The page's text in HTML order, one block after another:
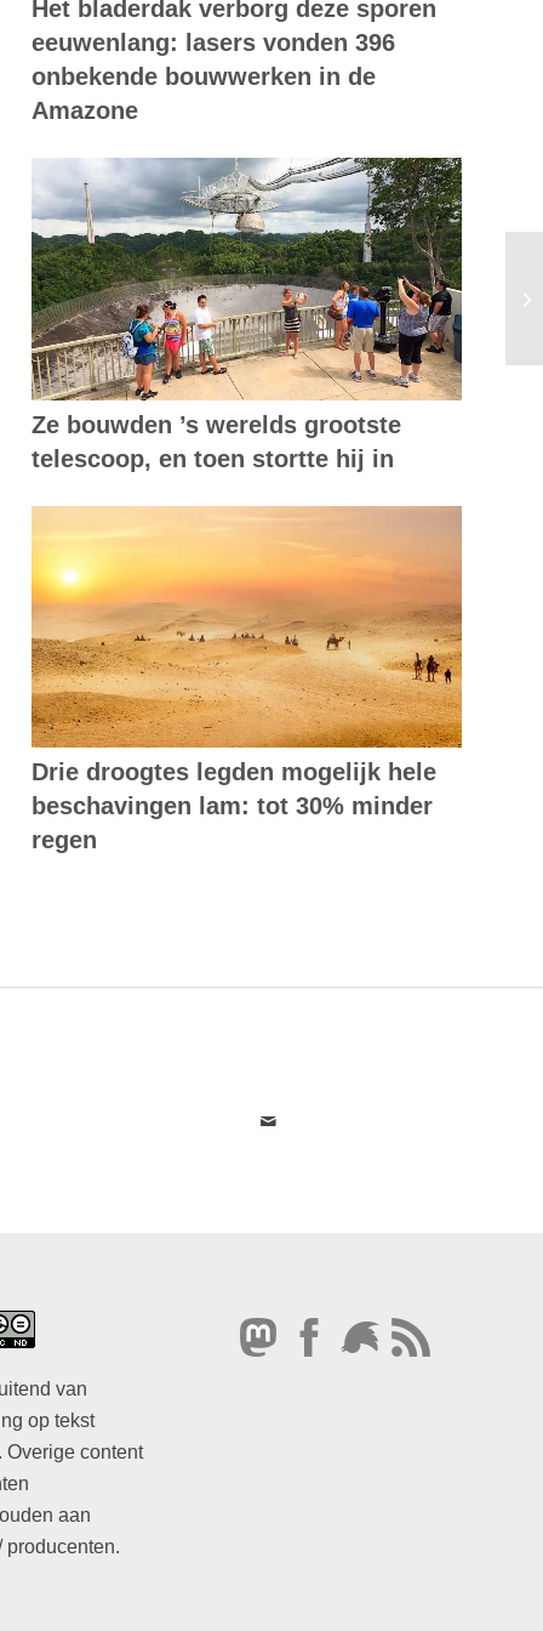
Het bladerdak verborg deze sporen
eeuwenlang: lasers vonden 396
onbekende bouwwerken in de
Amazone
Ze bouwden ’s werelds grootste
telescoop, en toen stortte hij in
Drie droogtes legden mogelijk hele
beschavingen lam: tot 30% minder
regen
van
op tekst
Overige content
aan
producenten.